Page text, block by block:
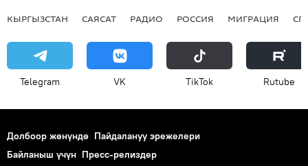
КЫРГЫЗСТАН САЯСАТ РАДИО РОССИЯ МИГРАЦИЯ
Telegram VK ТikТоk Rutube
Долбоор жөнүндө Пайдалануу эрежелери
Байланыш үчүн Пресс-релиздер